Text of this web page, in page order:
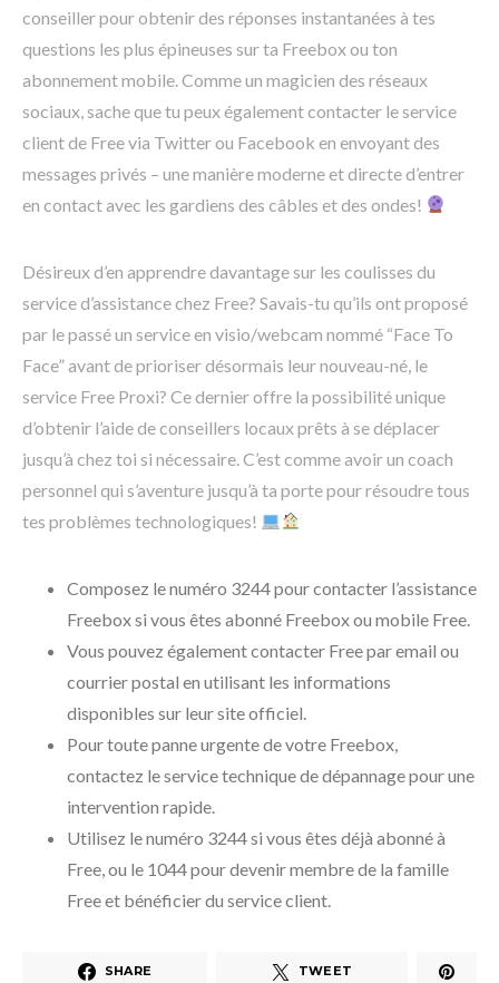
conseiller pour obtenir des réponses instantanées à tes
questions les plus épineuses sur ta Freebox ou ton
abonnement mobile. Comme un magicien des réseaux
sociaux, sache que tu peux également contacter le service
client de Free via Twitter ou Facebook en envoyant des
messages privés – une manière moderne et directe d’entrer
en contact avec les gardiens des câbles et des ondes!
Désireux d’en apprendre davantage sur les coulisses du
service d’assistance chez Free? Savais-tu qu’ils ont proposé
par le passé un service en visio/webcam nommé “Face To
Face” avant de prioriser désormais leur nouveau-né, le
service Free Proxi? Ce dernier offre la possibilité unique
d’obtenir l’aide de conseillers locaux prêts à se déplacer
jusqu’à chez toi si nécessaire. C’est comme avoir un coach
personnel qui s’aventure jusqu’à ta porte pour résoudre tous
tes problèmes technologiques!
Composez le numéro 3244 pour contacter l’assistance
Freebox si vous êtes abonné Freebox ou mobile Free.
Vous pouvez également contacter Free par email ou
courrier postal en utilisant les informations
disponibles sur leur site officiel.
Pour toute panne urgente de votre Freebox,
contactez le service technique de dépannage pour une
intervention rapide.
Utilisez le numéro 3244 si vous êtes déjà abonné à
Free, ou le 1044 pour devenir membre de la famille
Free et bénéficier du service client.
SHARE TWEET